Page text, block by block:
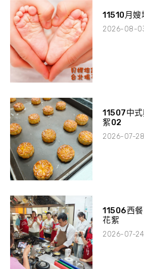
11510月
2026-08-
11507中
絮02
2026-07-28
11506西
花絮
2026-07-24